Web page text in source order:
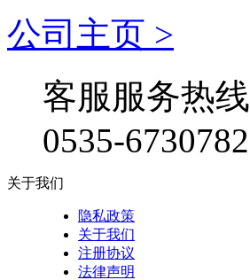
公司主页 >
客服服务热线
0535-6730782
关于我们
隐私政策
关于我们
注册协议
法律声明